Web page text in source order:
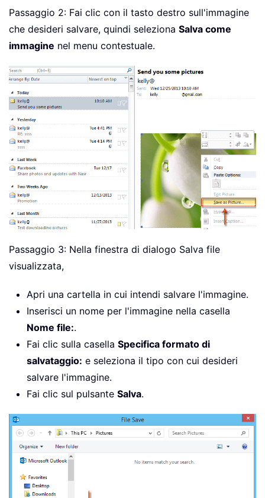
Passaggio 2: Fai clic con il tasto destro sull'immagine
che desideri salvare, quindi seleziona Salva come
immagine nel menu contestuale.
Passaggio 3: Nella finestra di dialogo Salva file
visualizzata,
Apri una cartella in cui intendi salvare l'immagine.
Inserisci un nome per l'immagine nella casella
Nome file:.
Fai clic sulla casella Specifica formato di
salvataggio: e seleziona il tipo con cui desideri
salvare l'immagine.
Fai clic sul pulsante Salva.